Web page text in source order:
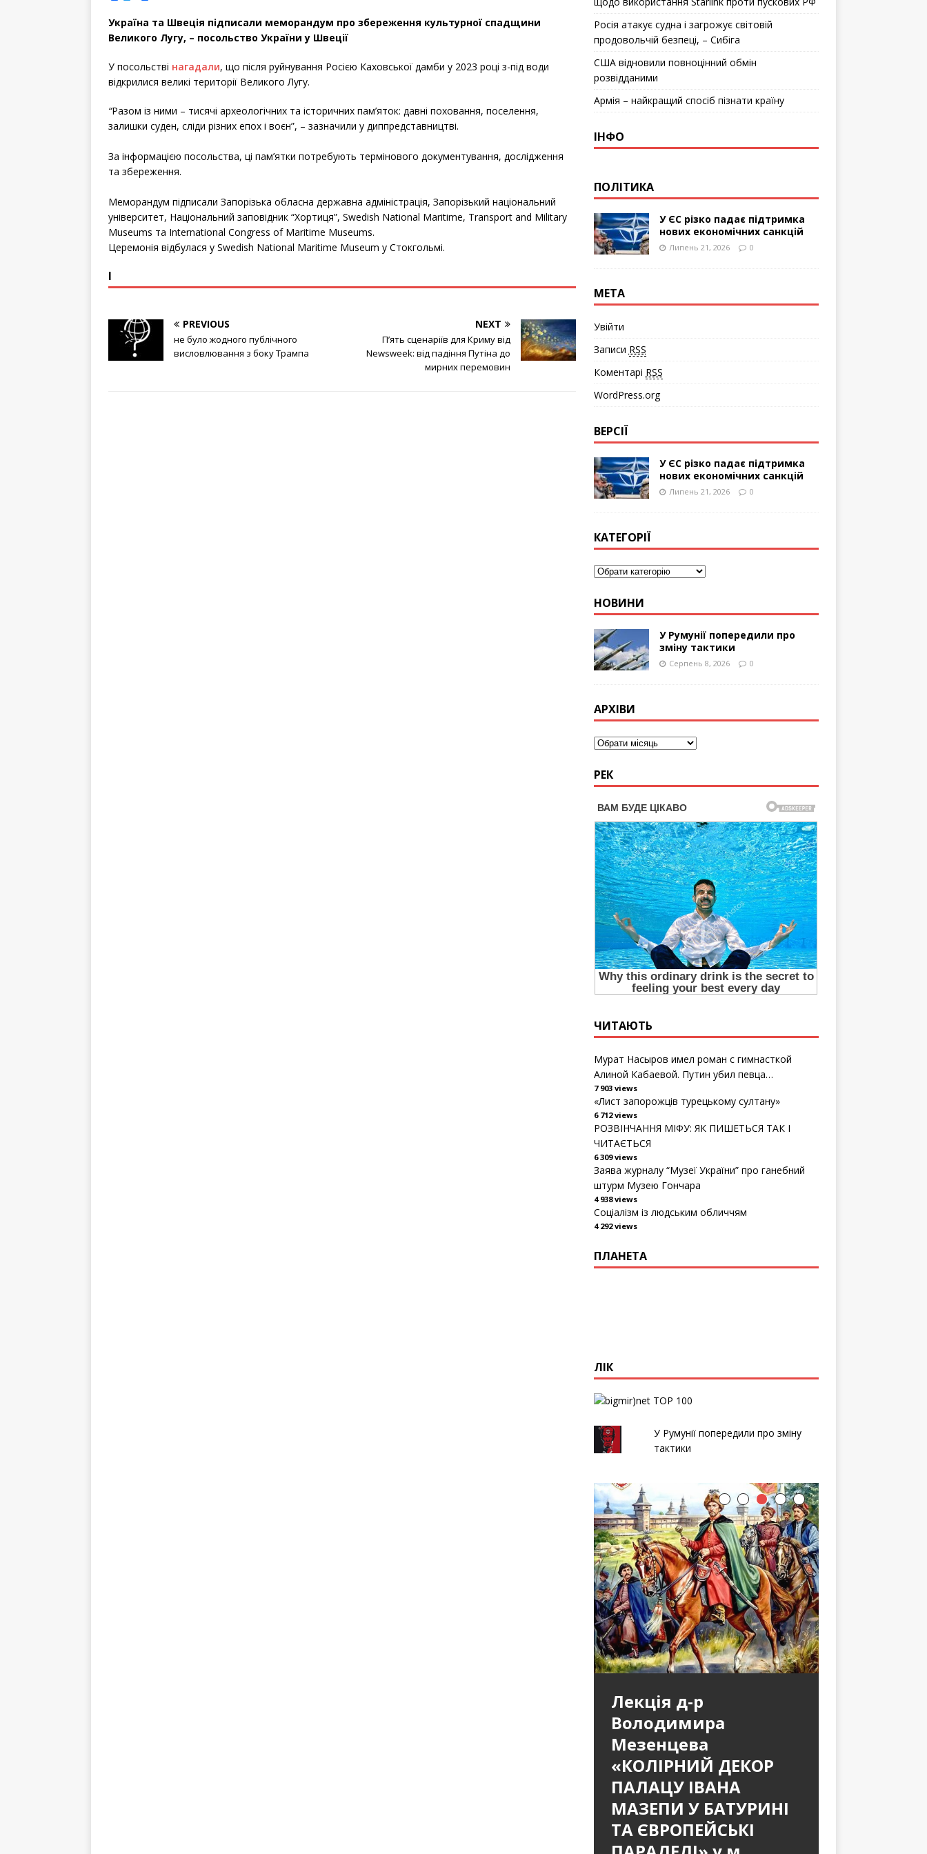
a
e
b
o
o
k
t
t
e
r
h
re
Україна та Швеція підписали меморандум про збереження культурної спадщини
Великого Лугу, – посольство України у Швеції
У посольстві нагадали, що після руйнування Росією Каховської дамби у 2023 році з-під води
відкрилися великі території Великого Лугу.
“Разом із ними – тисячі археологічних та історичних пам’яток: давні поховання, поселення,
залишки суден, сліди різних епох і воєн”, – зазначили у диппредставництві.
За інформацією посольства, ці пам’ятки потребують термінового документування, дослідження
та збереження.
Меморандум підписали Запорізька обласна державна адміністрація, Запорізький національний
університет, Національний заповідник “Хортиця”, Swedish National Maritime, Transport and Military
Museums та International Congress of Maritime Museums.
Церемонія відбулася у Swedish National Maritime Museum у Стокгольмі.
І
PREVIOUS
не було жодного публічного
висловлювання з боку Трампа
NEXT
П’ять сценаріїв для Криму від
Newsweek: від падіння Путіна до
мирних перемовин
Росія атакує судна і загрожує світовій
продовольчій безпеці, – Сибіга
США відновили повноцінний обмін
розвідданими
Армія – найкращий спосіб пізнати країну
ІНФО
ПОЛІТИКА
У ЄС різко падає підтримка
нових економічних санкцій
Липень 21, 2026 0
МЕТА
Увійти
Записи RSS
Коментарі RSS
WordPress.org
ВЕРСІЇ
У ЄС різко падає підтримка
нових економічних санкцій
Липень 21, 2026 0
КАТЕГОРІЇ
НОВИНИ
У Румунії попередили про
зміну тактики
Серпень 8, 2026 0
АРХІВИ
РЕК
ЧИТАЮТЬ
Мурат Насыров имел роман с гимнасткой
Алиной Кабаевой. Путин убил певца…
7 903 views
«Лист запорожців турецькому султану»
6 712 views
РОЗВІНЧАННЯ МІФУ: ЯК ПИШЕТЬСЯ ТАК І
ЧИТАЄТЬСЯ
6 309 views
Заява журналу “Музеї України” про ганебний
штурм Музею Гончара
4 938 views
Соціалізм із людським обличчям
4 292 views
ПЛАНЕТА
ЛІК
У Румунії попередили про зміну
тактики
Лекція д-р
Володимира
Мезенцева
«КОЛІРНИЙ ДЕКОР
ПАЛАЦУ ІВАНА
МАЗЕПИ У БАТУРИНІ
ТА ЄВРОПЕЙСЬКІ